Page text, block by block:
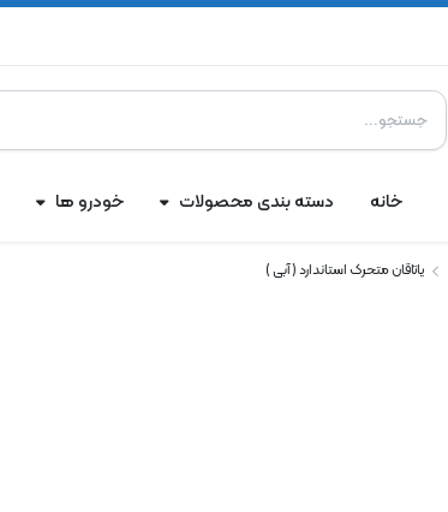
خانه دسته بندی محصولات خودرو ها
یاتاقان متحرک استاندارد ( آبی )